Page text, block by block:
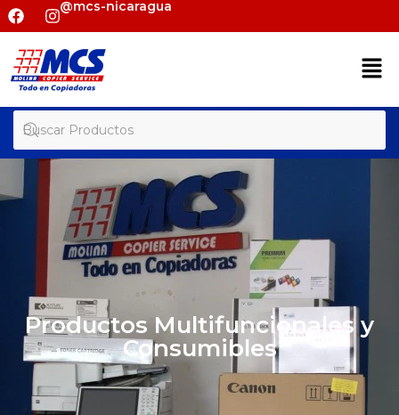
@mcs-nicaragua
Productos Multifuncionales y
Consumibles